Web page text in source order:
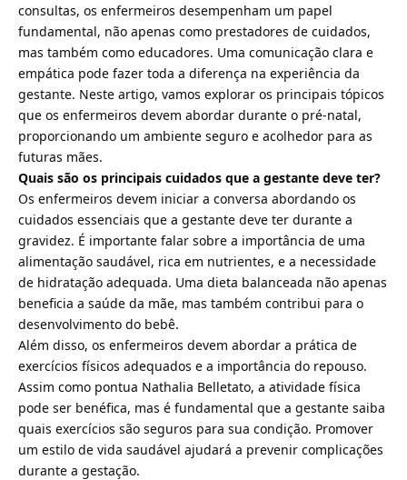
consultas, os enfermeiros desempenham um papel
fundamental, não apenas como prestadores de cuidados,
mas também como educadores. Uma comunicação clara e
empática pode fazer toda a diferença na experiência da
gestante. Neste artigo, vamos explorar os principais tópicos
que os enfermeiros devem abordar durante o pré-natal,
proporcionando um ambiente seguro e acolhedor para as
futuras mães.
Quais são os principais cuidados que a gestante deve ter?
Os enfermeiros devem iniciar a conversa abordando os
cuidados essenciais que a gestante deve ter durante a
gravidez. É importante falar sobre a importância de uma
alimentação saudável, rica em nutrientes, e a necessidade
de hidratação adequada. Uma dieta balanceada não apenas
beneficia a saúde da mãe, mas também contribui para o
desenvolvimento do bebê.
Além disso, os enfermeiros devem abordar a prática de
exercícios físicos adequados e a importância do repouso.
Assim como pontua Nathalia Belletato, a atividade física
pode ser benéfica, mas é fundamental que a gestante saiba
quais exercícios são seguros para sua condição. Promover
um estilo de vida saudável ajudará a prevenir complicações
durante a gestação.